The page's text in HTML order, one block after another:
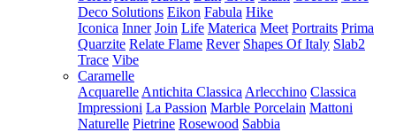
Deco Solutions Eikon Fabula Hike
Iconica Inner Join Life Materica Meet Portraits Prima
Quarzite Relate Flame Rever Shapes Of Italy Slab2
Trace Vibe
Caramelle
Acquarelle Antichita Classica Arlecchino Classica
Impressioni La Passion Marble Porcelain Mattoni
Naturelle Pietrine Rosewood Sabbia